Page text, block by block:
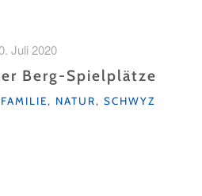
Juli 2020
Berg-Spielplätze
FAMILIE, NATUR, SCHWYZ